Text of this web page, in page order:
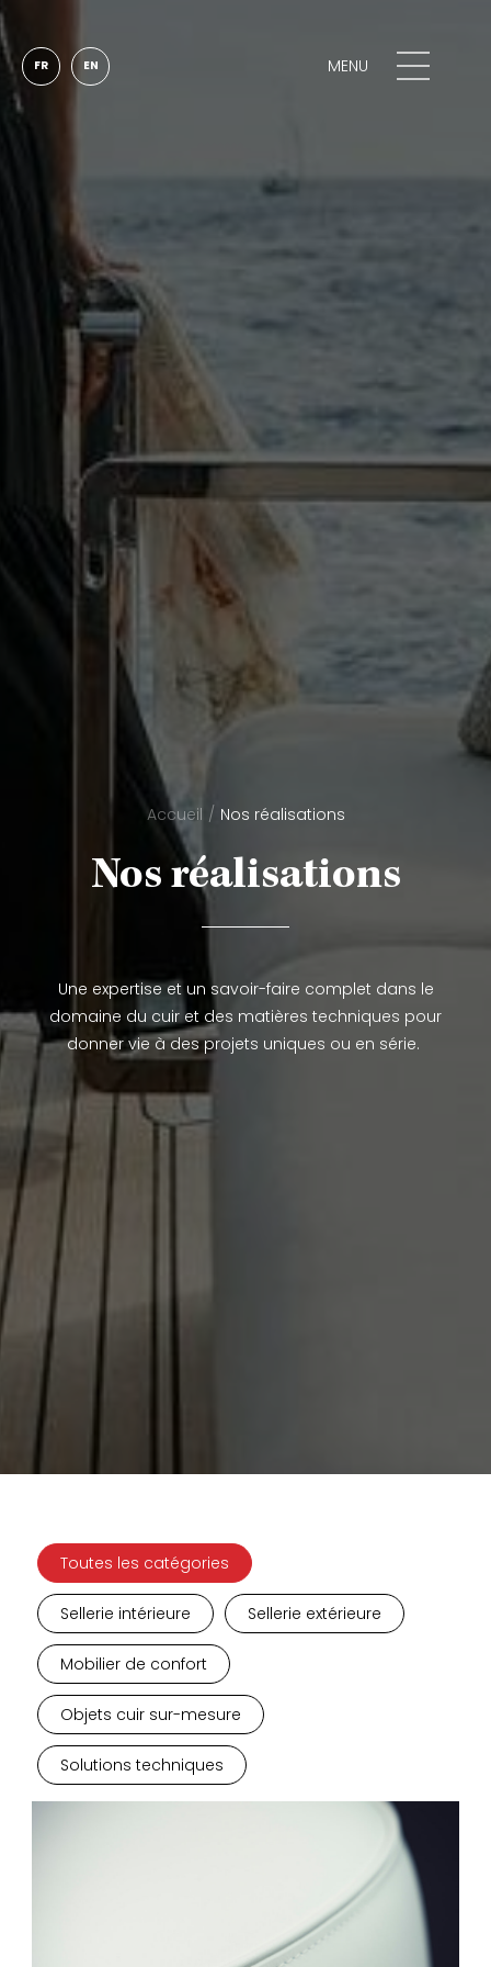
FR EN MENU
Accueil Nos réalisations
Nos réalisations
Une expertise et un savoir-faire complet dans le
domaine du cuir et des matières techniques pour
donner vie à des projets uniques ou en série.
Toutes les catégories
Sellerie intérieure Sellerie extérieure
Mobilier de confort
Objets cuir sur-mesure
Solutions techniques